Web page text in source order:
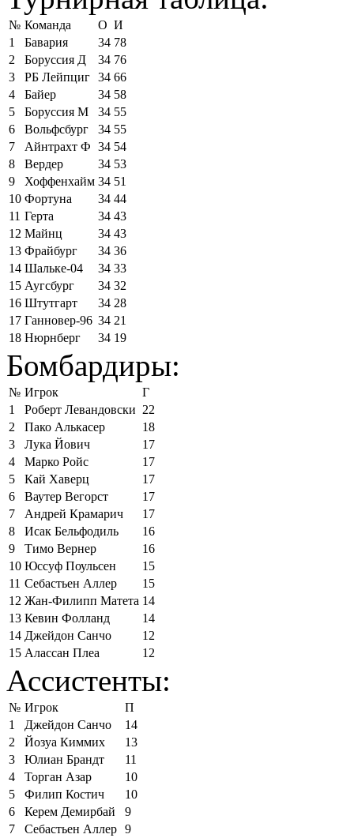
№ Команда О И
1
Бавария 34 78
2
Боруссия Д 34 76
3
РБ Лейпциг 34 66
4
Байер 34 58
5
Боруссия М 34 55
6
Вольфсбург 34 55
7
Айнтрахт Ф 34 54
8
Вердер 34 53
9
Хоффенхайм 34 51
10 Фортуна 34 44
11 Герта 34 43
12 Майнц 34 43
13 Фрайбург 34 36
14 Шальке-04 34 33
15 Аугсбург 34 32
16 Штутгарт 34 28
17 Ганновер-96 34 21
18 Нюрнберг 34 19
Бомбардиры:
№ Игрок
Г
1
Роберт Левандовски 22
2
Пако Алькасер
18
3
Лука Йович
17
4
Марко Ройс
17
5
Кай Хаверц
17
6
Ваутер Вегорст
17
7
Андрей Крамарич
17
8
Исак Бельфодиль
16
9
Тимо Вернер
16
10 Юссуф Поульсен
15
11 Себастьен Аллер
15
12 Жан-Филипп Матета 14
13 Кевин Фолланд
14
14 Джейдон Санчо
12
15 Алассан Плеа 12
Ассистенты:
№ Игрок
П
1
Джейдон Санчо
14
2
Йозуа Киммих
13
3
Юлиан Брандт
11
4
Торган Азар
10
5
Филип Костич
10
6
Керем Демирбай
9
7
Себастьен Аллер 9